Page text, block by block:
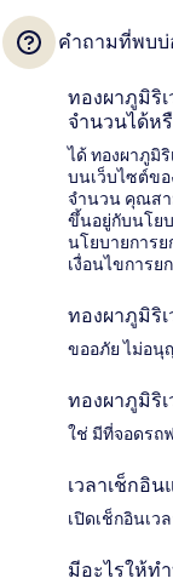
คำถามที่พบบ่
ทองผาภูมิริ
จำนวนได้ห
ได้ ทองผาภูมิ
บนเว็บไซต์ข
จำนวน คุณสา
ขึ้นอยู่กับนโย
นโยบายการ
เงื่อนไขการย
ทองผาภูมิริ
ขออภัย ไม่อนุ
ทองผาภูมิริ
ใช่ มีที่จอดรถ
เวลาเช็กอิน
เปิดเช็กอินเว
มีอะไรให้ท